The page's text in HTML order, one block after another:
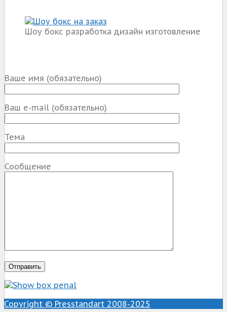
Шоу бокс разработка дизайн изготовление
Ваше имя (обязательно)
Ваш e-mail (обязательно)
Тема
Сообщение
Copyright © Presstandart 2008-2025